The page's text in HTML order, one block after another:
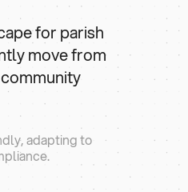
for parish
move from
adapting to